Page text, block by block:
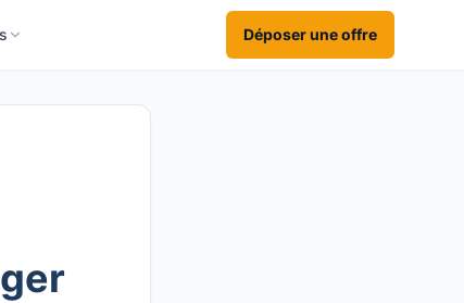
Déposer une offre